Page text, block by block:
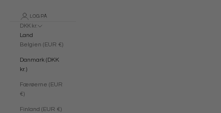
LOG PÅ
DKK kr.
Land
Belgien (EUR €)
Danmark (DKK
kr.)
Færøerne (EUR
€)
Finland (EUR €)